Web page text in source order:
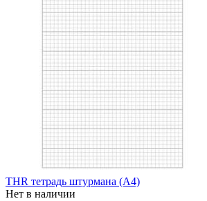
THR тетрадь штурмана (A4)
Нет в наличии